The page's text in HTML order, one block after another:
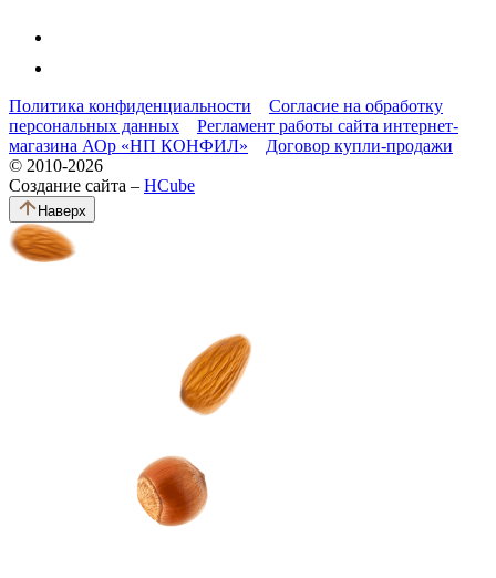
Политика конфиденциальности
Согласие на обработку
персональных данных
Регламент работы сайта интернет-
магазина АОр «НП КОНФИЛ»
Договор купли-продажи
© 2010-2026
Создание сайта – HCube
Наверх